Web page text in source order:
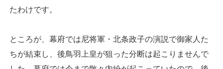
たわけです。
ところが、幕府では尼将軍・北条政子の演説で御家人た
ちが結束し、後鳥羽上皇が狙った分断は起こりませんで